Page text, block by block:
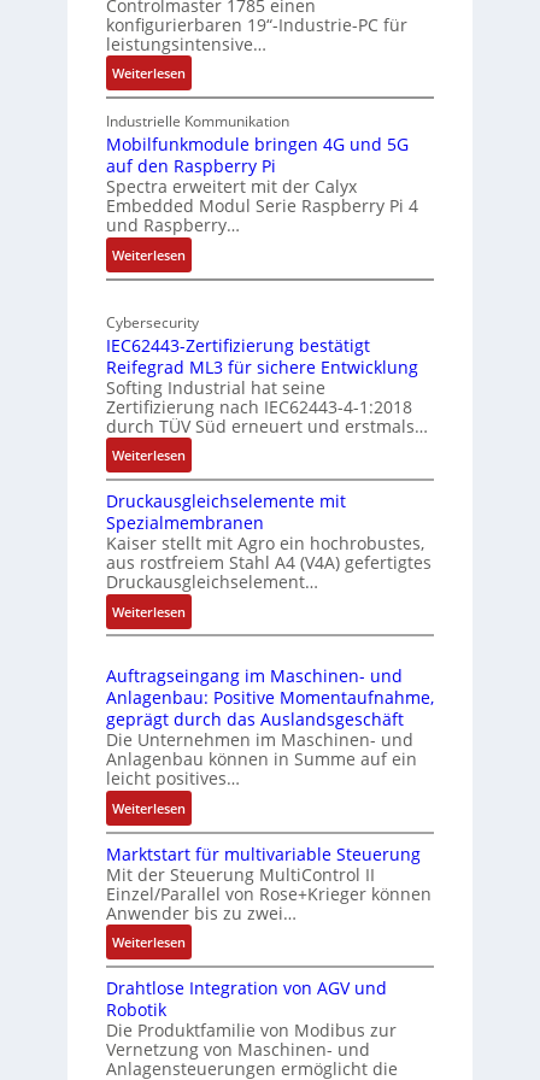
t
u
c
a
I
a
n
d
E
g
e
Controlmaster 1785 einen
konfigurierbaren 19“-Industrie-PC für
leistungsintensive…
Weiterlesen:
1
9
-
Z
o
l
l
-
I
d
u
t
r
i
e
-
P
C
l
ä
s
s
s
i
c
h
f
l
e
x
i
b
e
l
f
ü
r
i
e
Industrielle Kommunikation
Mobilfunkmodule bringen 4G und 5G
auf den Raspberry Pi
Spectra erweitert mit der Calyx
Embedded Modul Serie Raspberry Pi 4
und Raspberry…
Weiterlesen:
M
b
i
f
u
n
k
m
o
d
u
l
e
b
i
e
n
4
G
u
n
d
5
G
a
u
f
e
n
Cybersecurity
IEC62443-Zertifizierung bestätigt
Reifegrad ML3 für sichere Entwicklung
Softing Industrial hat seine
Zertifizierung nach IEC62443-4-1:2018
durch TÜV Süd erneuert und erstmals…
Weiterlesen:
I
E
C
6
2
4
4
3
Z
e
r
t
i
i
e
r
n
g
e
s
t
Druckausgleichselemente mit
Spezialmembranen
Kaiser stellt mit Agro ein hochrobustes,
aus rostfreiem Stahl A4 (V4A) gefertigtes
Druckausgleichselement…
Weiterlesen:
D
u
c
k
a
u
s
g
l
e
i
c
h
s
e
m
e
Auftragseingang im Maschinen- und
Anlagenbau: Positive Momentaufnahme,
geprägt durch das Auslandsgeschäft
Die Unternehmen im Maschinen- und
Anlagenbau können in Summe auf ein
leicht positives…
Weiterlesen:
A
u
f
t
r
a
g
s
i
n
Marktstart für multivariable Steuerung
Mit der Steuerung MultiControl II
Einzel/Parallel von Rose+Krieger können
Anwender bis zu zwei…
Weiterlesen:
M
a
k
t
Drahtlose Integration von AGV und
Robotik
Die Produktfamilie von Modibus zur
Vernetzung von Maschinen- und
Anlagensteuerungen ermöglicht die